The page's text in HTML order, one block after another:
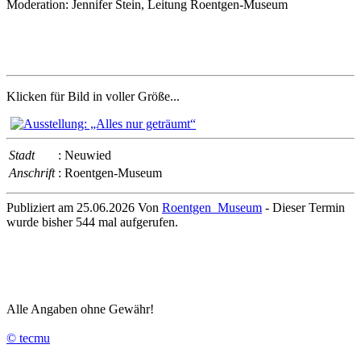
Moderation: Jennifer Stein, Leitung Roentgen-Museum
Klicken für Bild in voller Größe...
Stadt
: Neuwied
Anschrift : Roentgen-Museum
Publiziert am 25.06.2026 Von Roentgen_Museum - Dieser Termin
wurde bisher 544 mal aufgerufen.
Alle Angaben ohne Gewähr!
© tecmu